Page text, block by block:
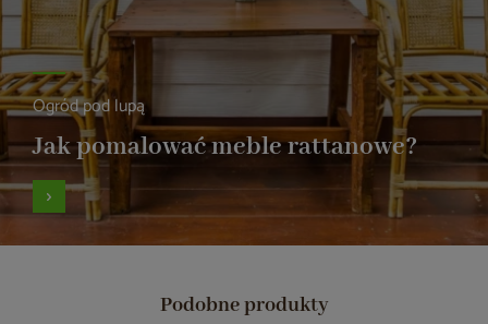
Ogród pod lupą
Jak pomalować meble rattanowe?
Podobne produkty